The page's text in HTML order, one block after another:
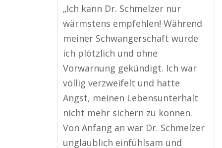
„Ich kann Dr. Schmelzer nur
wärmstens empfehlen! Während
meiner Schwangerschaft wurde
ich plötzlich und ohne
Vorwarnung gekündigt. Ich war
völlig verzweifelt und hatte
Angst, meinen Lebensunterhalt
nicht mehr sichern zu können.
Von Anfang an war Dr. Schmelzer
unglaublich einfühlsam und